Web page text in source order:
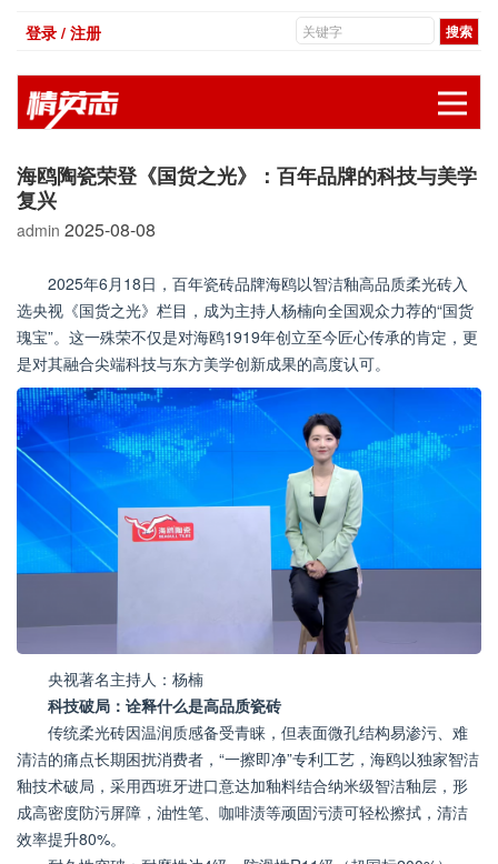
登录 / 注册
海鸥陶瓷荣登《国货之光》：百年品牌的科技与美学
复兴
admin 2025-08-08
2025年6月18日，百年瓷砖品牌海鸥以智洁釉高品质柔光砖入
选央视《国货之光》栏目，成为主持人杨楠向全国观众力荐的“国货
瑰宝”。这一殊荣不仅是对海鸥1919年创立至今匠心传承的肯定，更
是对其融合尖端科技与东方美学创新成果的高度认可。
央视著名主持人：杨楠
科技破局： 诠释什么是高品质瓷砖
传统柔光砖因温润质感备受青睐，但表面微孔结构易渗污、难
清洁的痛点长期困扰消费者，“一擦即净”专利工艺，海鸥以独家智洁
釉技术破局，采用西班牙进口意达加釉料结合纳米级智洁釉层，形
成高密度防污屏障，油性笔、咖啡渍等顽固污渍可轻松擦拭，清洁
效率提升80%。